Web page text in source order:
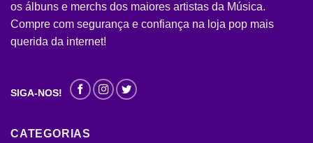
os álbuns e merchs dos maiores artistas da Música.
Compre com segurança e confiança na loja pop mais
querida da internet!
SIGA-NOS!
CATEGORIAS